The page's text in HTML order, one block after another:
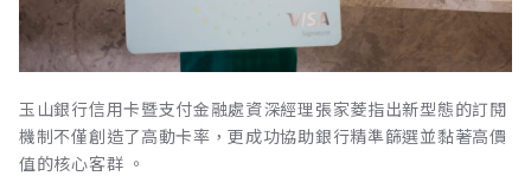
玉山銀行信用卡暨支付金融處資深經理張家菱指出新型態的訂閱
機制不僅創造了高動卡率，更成功協助銀行精準篩選並黏著高價
值的核心客群 。